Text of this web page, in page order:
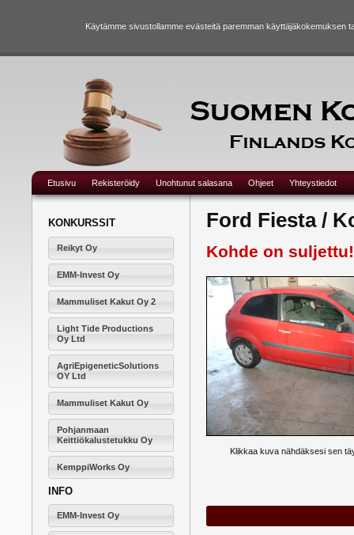
Käytämme sivustollamme evästeitä paremman
Etusivu Rekisteröidy Unohtunut salasana Ohjeet Yhteystiedot
KONKURSSIT
Reikyt Oy
EMM-Invest Oy
Mammuliset Kakut Oy 2
Light Tide Productions
Oy Ltd
AgriEpigeneticSolutions
OY Ltd
Mammuliset Kakut Oy
Pohjanmaan
Keittiökalustetukku Oy
KemppiWorks Oy
INFO
EMM-Invest Oy
Ford Fiesta /
Kohde on suljettu!
Klikkaa kuva nähdäksesi sen